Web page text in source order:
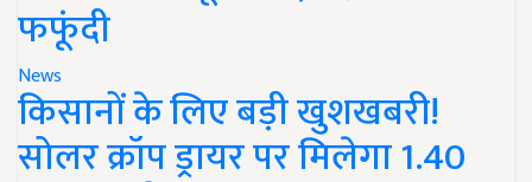
फफूंदी
News
किसानों के लिए बड़ी खुशखबरी!
सोलर क्रॉप ड्रायर पर मिलेगा 1.40